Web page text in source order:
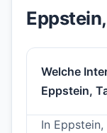
Welche
Eppstein,
In